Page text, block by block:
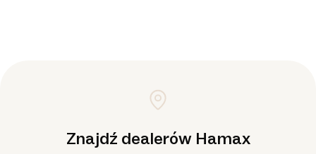
Znajdź dealerów Hamax